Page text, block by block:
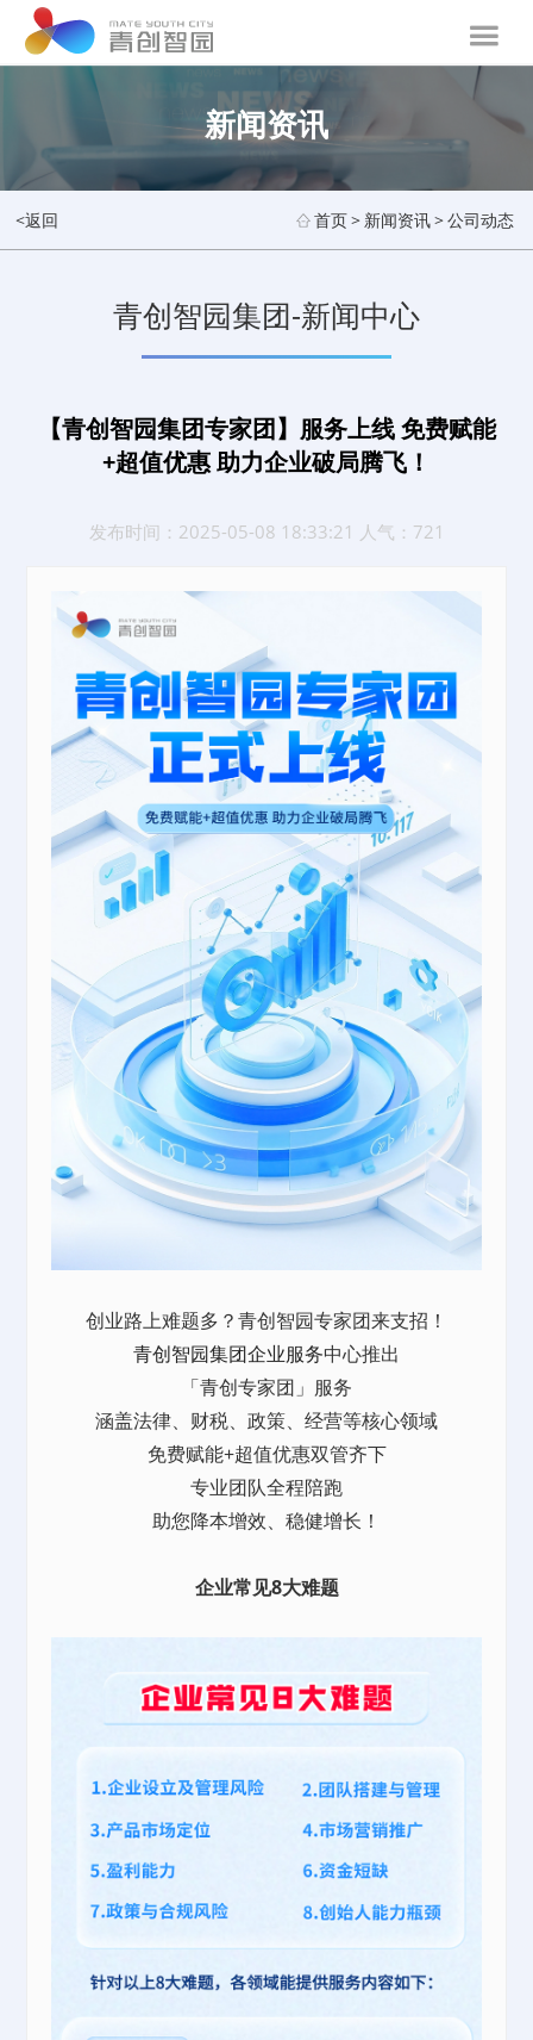
新闻资讯
<返回 首页> 新闻资讯>公司动态
青创智园集团-新闻中心
【青创智园集团专家团】服务上线 免费赋能
+超值优惠 助力企业破局腾飞！
发布时间：2025-05-08 18:33:21 人气：721
创业路上难题多？青创智园专家团来支招！
青创智园集团企业服务中心推出
「青创专家团」服务
涵盖法律、财税、政策、经营等核心领域
免费赋能+超值优惠双管齐下
专业团队全程陪跑
助您降本增效、稳健增长！
企业常见8大难题